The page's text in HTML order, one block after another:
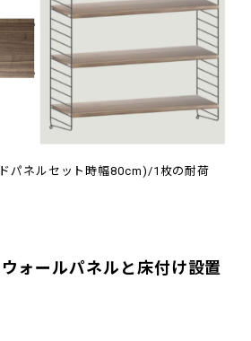
パネルセット時幅80cm)/1枚の耐荷
ォールパネルと床付け設置